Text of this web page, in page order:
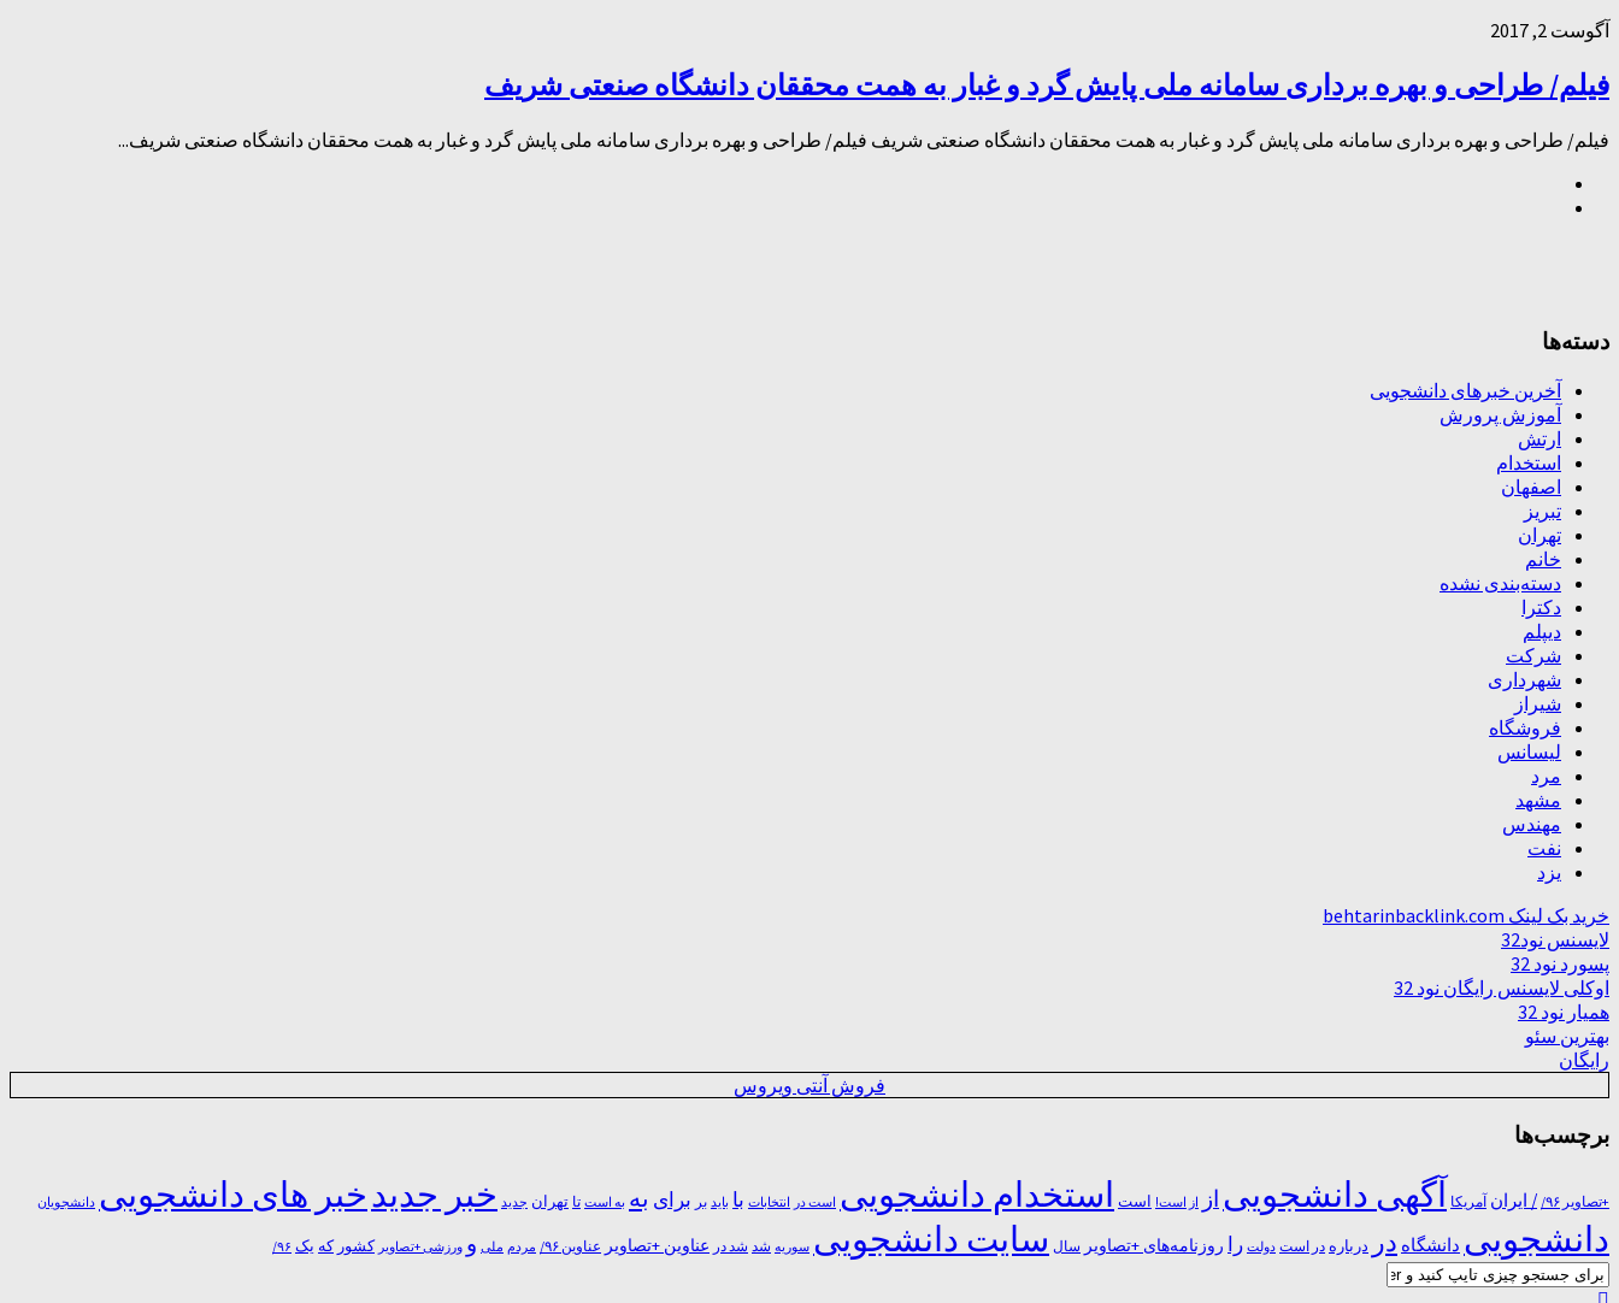
آگوست 2, 2017
فیلم/ طراحی و بهره برداری سامانه ملی پایش گرد و غبار به همت محققان دانشگاه صنعتی شریف
فیلم/ طراحی و بهره برداری سامانه ملی پایش گرد و غبار به همت محققان دانشگاه صنعتی شریف فیلم/ طراحی و بهره برداری سامانه ملی پایش گرد و غبار به همت محققان دانشگاه صنعتی شریف...
دسته‌ها
آخرین خبرهای دانشجویی
آموزش پرورش
ارتش
استخدام
اصفهان
تبریز
تهران
خانم
دسته‌بندی نشده
دکترا
دیپلم
شرکت
شهرداری
شیراز
فروشگاه
لیسانس
مرد
مشهد
مهندس
نفت
یزد
خرید بک لینک behtarinbacklink.com
لایسنس نود32
پسورد نود 32
اوکلی لایسنس رایگان نود 32
همیار نود 32
بهترین سئو
رایگان
فروش آنتی ویروس
برچسب‌ها
+تصاویر ۹۶/ / ایران آمریکا آگهی دانشجویی از از است! است استخدام دانشجویی است در انتخابات با باید بر برای به به است تا تهران جدید خبر جدیدخبر های دانشجویی دانشجویان
دانشجویی دانشگاه در درباره در ﺍﺳﺖ دولت را روزنامه‌های +تصاویر سال سایت دانشجویی سوریه شد شد در عناوین +تصاویر عناوین ۹۶/ مردم ملی و ورزشی +تصاویر کشور که یک ۹۶/